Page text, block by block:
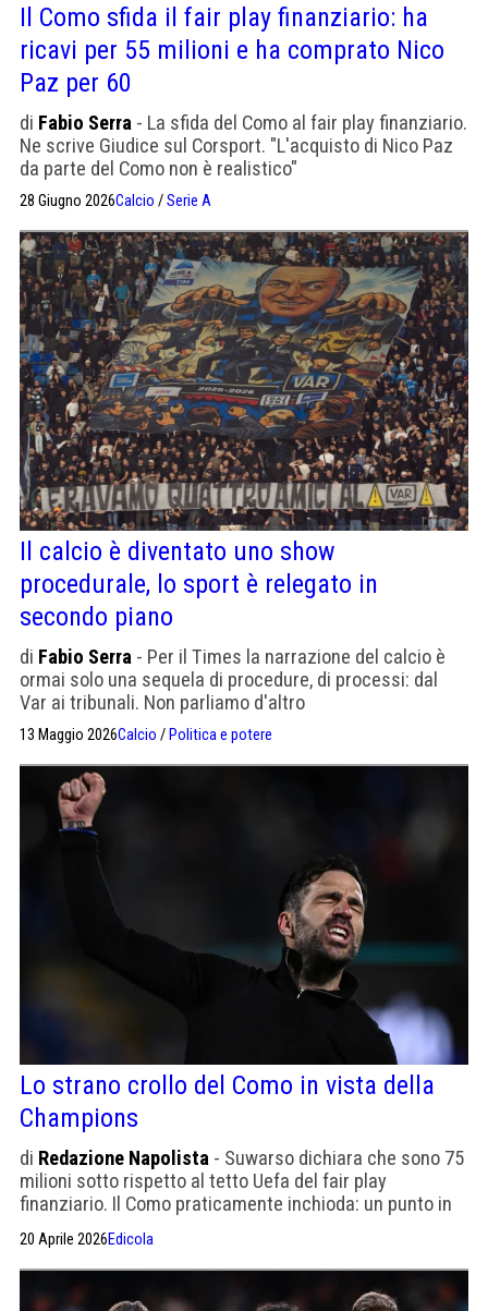
Il Como sfida il fair play finanziario: ha
ricavi per 55 milioni e ha comprato Nico
Paz per 60
di Fabio Serra - La sfida del Como al fair play finanziario.
Ne scrive Giudice sul Corsport. "L'acquisto di Nico Paz
da parte del Como non è realistico"
28 Giugno 2026Calcio /Serie A
Il calcio è diventato uno show
procedurale, lo sport è relegato in
secondo piano
di Fabio Serra - Per il Times la narrazione del calcio è
ormai solo una sequela di procedure, di processi: dal
Var ai tribunali. Non parliamo d'altro
13 Maggio 2026Calcio / Politica e potere
Lo strano crollo del Como in vista della
Champions
di Redazione Napolista - Suwarso dichiara che sono 75
milioni sotto rispetto al tetto Uefa del fair play
finanziario. Il Como praticamente inchioda: un punto in
tre partite. Oggi il Fatto quotidiano scrive dei debiti del
club, che non c'è alcun modello e che non hanno
risposto alla domanda sulla compatibilità con i paletti
della Uefa. E ora chi lo dice ai media italiani?
20 Aprile 2026Edicola